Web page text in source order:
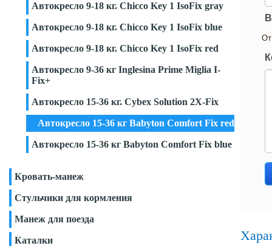
От
Автокресло 9-18 кг. Chicco Key 1 IsoFix gray
Автокресло 9-18 кг. Chicco Key 1 IsoFix blue
Автокресло 9-18 кг. Chicco Key 1 IsoFix red
Автокресло 9-36 кг Inglesina Prime Miglia I-
Fix+
Автокресло 15-36 кг. Cybex Solution 2X-Fix
Автокресло 15-36 кг Babyton Comfort Fix red
Автокресло 15-36 кг Babyton Comfort Fix blue
Кровать-манеж
Стульчики для кормления
Манеж для поезда
Каталки